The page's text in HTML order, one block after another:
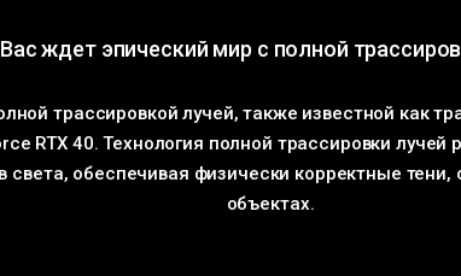
Вас ждет эпический мир с полной
трассировкой лучей, также известной как
RTX 40. Технология полной трассировки
света, обеспечивая физически корректные
объектах.